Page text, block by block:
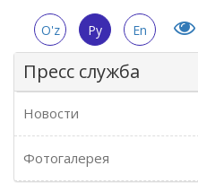
O'z Ру En
Пресс служба
Новости
Фотогалерея